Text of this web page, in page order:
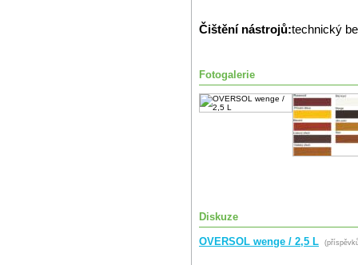
Čištění nástrojů:technický
Fotogalerie
Diskuze
OVERSOL wenge / 2,5 L